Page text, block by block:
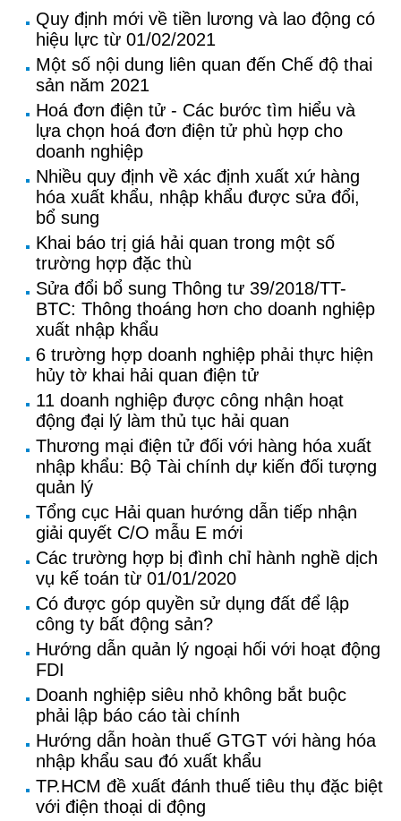
Quy định mới về tiền lương và lao động có
hiệu lực từ 01/02/2021
Một số nội dung liên quan đến Chế độ thai
sản năm 2021
Hoá đơn điện tử - Các bước tìm hiểu và
lựa chọn hoá đơn điện tử phù hợp cho
doanh nghiệp
Nhiều quy định về xác định xuất xứ hàng
hóa xuất khẩu, nhập khẩu được sửa đổi,
bổ sung
Khai báo trị giá hải quan trong một số
trường hợp đặc thù
Sửa đổi bổ sung Thông tư 39/2018/TT-
BTC: Thông thoáng hơn cho doanh nghiệp
xuất nhập khẩu
6 trường hợp doanh nghiệp phải thực hiện
hủy tờ khai hải quan điện tử
11 doanh nghiệp được công nhận hoạt
động đại lý làm thủ tục hải quan
Thương mại điện tử đối với hàng hóa xuất
nhập khẩu: Bộ Tài chính dự kiến đối tượng
quản lý
Tổng cục Hải quan hướng dẫn tiếp nhận
giải quyết C/O mẫu E mới
Các trường hợp bị đình chỉ hành nghề dịch
vụ kế toán từ 01/01/2020
Có được góp quyền sử dụng đất để lập
công ty bất động sản?
Hướng dẫn quản lý ngoại hối với hoạt động
FDI
Doanh nghiệp siêu nhỏ không bắt buộc
phải lập báo cáo tài chính
Hướng dẫn hoàn thuế GTGT với hàng hóa
nhập khẩu sau đó xuất khẩu
TP.HCM đề xuất đánh thuế tiêu thụ đặc biệt
với điện thoại di động